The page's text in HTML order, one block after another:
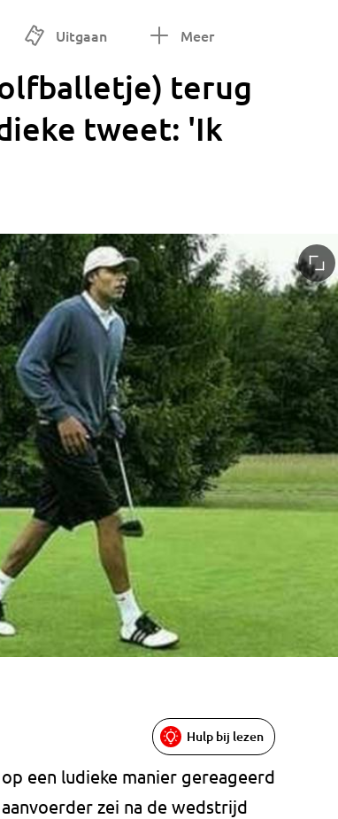
Uitgaan Meer
terug
tweet: 'Ik
Hulp bij lezen
een ludieke manier gereageerd
zei na de wedstrijd